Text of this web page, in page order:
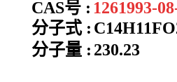
CAS号 : 1261993-
分子式 :
分子量 : 230.23